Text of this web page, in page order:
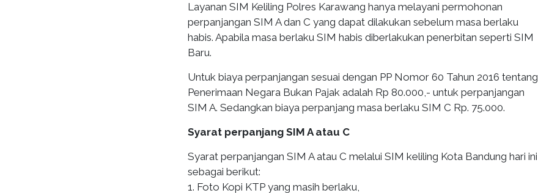
Layanan SIM Keliling Polres Karawang hanya melayani permohonan
perpanjangan SIM A dan C yang dapat dilakukan sebelum masa berlaku
habis. Apabila masa berlaku SIM habis diberlakukan penerbitan seperti SIM
Baru.
Untuk biaya perpanjangan sesuai dengan PP Nomor 60 Tahun 2016 tentang
Penerimaan Negara Bukan Pajak adalah Rp 80.000,- untuk perpanjangan
SIM A. Sedangkan biaya perpanjang masa berlaku SIM C Rp. 75.000.
Syarat perpanjang SIM A atau C
Syarat perpanjangan SIM A atau C melalui SIM keliling Kota Bandung hari ini
sebagai berikut:
1. Foto Kopi KTP yang masih berlaku,